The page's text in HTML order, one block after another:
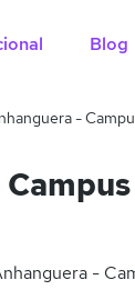
Blog
-
-